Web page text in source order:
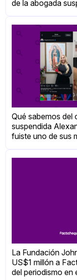
de la abogada
Qué sabemos del
suspendida
fuiste uno de sus
La Fundación
US$1 millón a
del periodismo en